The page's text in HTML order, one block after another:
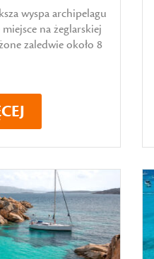
wyspa archipelagu
na żeglarskiej
zaledwie około 8